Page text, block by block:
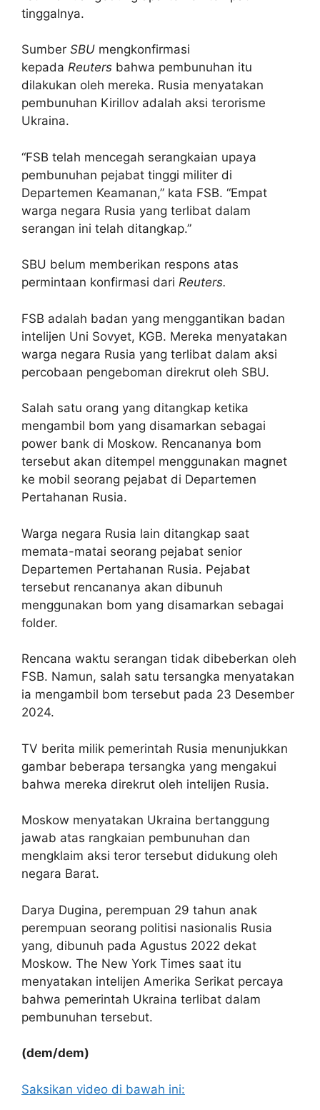
tinggalnya.
Sumber SBU mengkonfirmasi
kepada Reuters bahwa pembunuhan itu
dilakukan oleh mereka. Rusia menyatakan
pembunuhan Kirillov adalah aksi terorisme
Ukraina.
“FSB telah mencegah serangkaian upaya
pembunuhan pejabat tinggi militer di
Departemen Keamanan,” kata FSB. “Empat
warga negara Rusia yang terlibat dalam
serangan ini telah ditangkap.”
SBU belum memberikan respons atas
permintaan konfirmasi dari Reuters.
FSB adalah badan yang menggantikan badan
intelijen Uni Sovyet, KGB. Mereka menyatakan
warga negara Rusia yang terlibat dalam aksi
percobaan pengeboman direkrut oleh SBU.
Salah satu orang yang ditangkap ketika
mengambil bom yang disamarkan sebagai
power bank di Moskow. Rencananya bom
tersebut akan ditempel menggunakan magnet
ke mobil seorang pejabat di Departemen
Pertahanan Rusia.
Warga negara Rusia lain ditangkap saat
memata-matai seorang pejabat senior
Departemen Pertahanan Rusia. Pejabat
tersebut rencananya akan dibunuh
menggunakan bom yang disamarkan sebagai
folder.
Rencana waktu serangan tidak dibeberkan oleh
FSB. Namun, salah satu tersangka menyatakan
ia mengambil bom tersebut pada 23 Desember
2024.
TV berita milik pemerintah Rusia menunjukkan
gambar beberapa tersangka yang mengakui
bahwa mereka direkrut oleh intelijen Rusia.
Moskow menyatakan Ukraina bertanggung
jawab atas rangkaian pembunuhan dan
mengklaim aksi teror tersebut didukung oleh
negara Barat.
Darya Dugina, perempuan 29 tahun anak
perempuan seorang politisi nasionalis Rusia
yang, dibunuh pada Agustus 2022 dekat
Moskow. The New York Times saat itu
menyatakan intelijen Amerika Serikat percaya
bahwa pemerintah Ukraina terlibat dalam
pembunuhan tersebut.
(dem/dem)
Saksikan video di bawah ini: